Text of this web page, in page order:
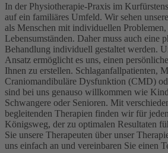
In der Physiotherapie-Praxis im
auf ein familiäres Umfeld. Wir sehen
als Menschen mit individuellen
Lebensumständen. Daher muss auch eine
Behandlung individuell gestaltet werden.
Ansatz ermöglicht es uns, einen
Ihnen zu erstellen. Schlaganfallpatienten,
Craniomandibuläre Dysfunktion (CMD)
sind bei uns genauso willkommen wie
Schwangere oder Senioren. Mit
begleitenden Therapien finden wir für
Königsweg, der zu optimalen Resultaten
Sie unsere Therapeuten über unser
uns einfach an und vereinbaren Sie einen